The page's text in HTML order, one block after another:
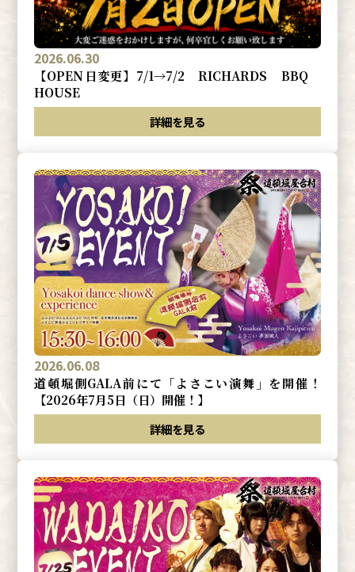
2026.06.30
【OPEN日変更】7/1→7/2 RICHARDS BBQ
HOUSE
詳細を見る
2026.06.08
道頓堀側GALA前にて「よさこい演舞」を開催！
【2026年7月5日（日）開催！】
詳細を見る